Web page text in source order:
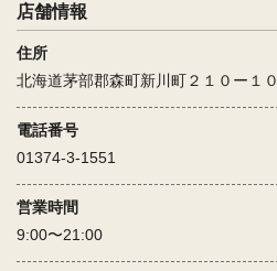
店舗情報
住所
北海道茅部郡森町新川町２１０ー１０
電話番号
01374-3-1551
営業時間
9:00〜21:00